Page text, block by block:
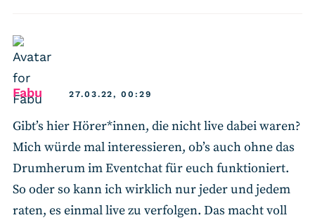
Fabu says:27.03.22, 00:29
Gibt’s hier Hörer*innen, die nicht live dabei waren?
Mich würde mal interessieren, ob’s auch ohne das
Drumherum im Eventchat für euch funktioniert.
So oder so kann ich wirklich nur jeder und jedem
raten, es einmal live zu verfolgen. Das macht voll